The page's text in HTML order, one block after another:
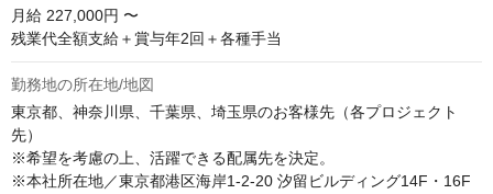
月給 227,000円 〜
残業代全額支給＋賞与年2回＋各種手当
勤務地の所在地/地図
東京都、神奈川県、千葉県、埼玉県のお客様先（各プロジェクト
先）
※希望を考慮の上、活躍できる配属先を決定。
※本社所在地／東京都港区海岸1-2-20 汐留ビルディング14F・16F